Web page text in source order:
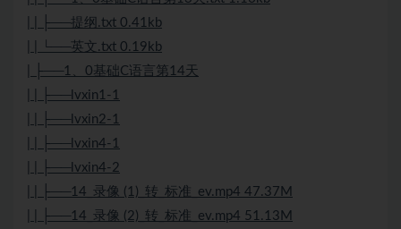
| | ├──提纲.txt 0.41kb
| | └──英文.txt 0.19kb
| ├──1、0基础C语言第14天
| | ├──lvxin1-1
| | ├──lvxin2-1
| | ├──lvxin4-1
| | ├──lvxin4-2
| | ├──14_录像 (1)_转_标准_ev.mp4 47.37M
| | ├──14_录像 (2)_转_标准_ev.mp4 51.13M